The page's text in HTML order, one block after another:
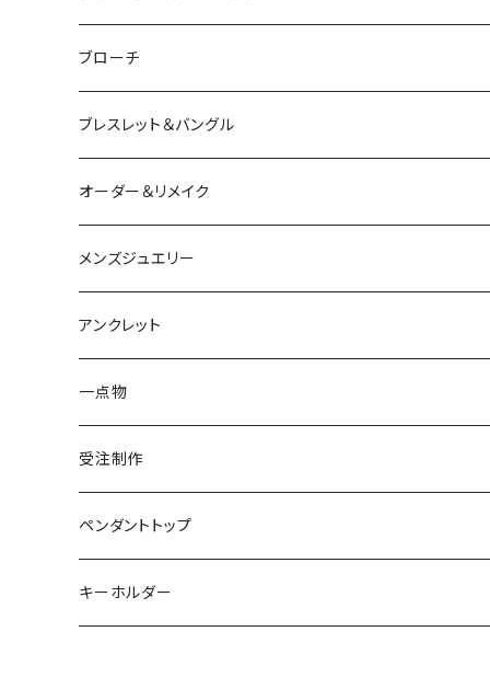
ルビー
カラーストーン
かえる
ルビー
サファイア
エメラルド
ペリドット
鳥
カラーストーン
パール
K10
カラーストーン
パール
K18
ダイヤモンド
カラーストーン
シルバー
カラーストーン
海の生き物
ムーンストーン
こうもり
ハリネズミ
フクロウ
ダイヤモンド
ルビー
ムーンストーン
レインボームーンストーン（ラブラドライト）
うさぎ
アクアマリン
パール
ガーネット
オパール
猫
カラーストーン
かえる
アクアマリン
クォーツ
ガーネット
鳥
カラーストーン
シルバー
そのほかの動物
ムーンストーン
ブルートパーズ
K18
ダイヤモンド
カラーストーン
K10
ダイヤモンド
カラーストーン
シルバー
ダイヤモンド
かえる
は虫類
フトアゴ
亀
K10
そのほかの動物
シルバー
ブローチ
ブレスレット＆バングル
シルバー
オーダー＆リメイク
メンズジュエリー
アンクレット
シルバー
一点物
受注制作
ペンダントトップ
フクロウ
キーホルダー